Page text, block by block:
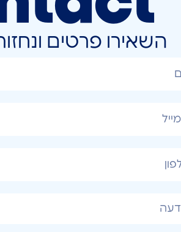
השאירו פרטים